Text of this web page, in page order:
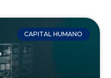
CAPITAL HUMANO